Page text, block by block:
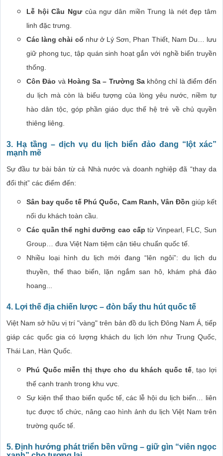
Lễ hội Cầu Ngưcủa ngư dân miền Trung là nét đẹp tâm
linh đặc trưng.
Các làng chài cổ như ở Lý Sơn, Phan Thiết, Nam Du… lưu
giữ phong tục, tập quán sinh hoạt gắn với nghề biển truyền
thống.
Côn Đảo và Hoàng Sa – Trường Sakhông chỉ là điểm đến
du lịch mà còn là biểu tượng của lòng yêu nước, niềm tự
hào dân tộc, góp phần giáo dục thế hệ trẻ về chủ quyền
thiêng liêng.
3. Hạ tầng – dịch vụ du lịch biển đảo đang “lột xác”
mạnh mẽ
Sự đầu tư bài bản từ cả Nhà nước và doanh nghiệp đã “thay da
đổi thịt” các điểm đến:
Sân bay quốc tế Phú Quốc, Cam Ranh, Vân Đồn giúp kết
nối du khách toàn cầu.
Các quần thể nghỉ dưỡng cao cấp từ Vinpearl, FLC, Sun
Group… đưa Việt Nam tiệm cận tiêu chuẩn quốc tế.
Nhiều loại hình du lịch mới đang “lên ngôi”: du lịch du
thuyền, thể thao biển, lặn ngắm san hô, khám phá đảo
hoang...
4. Lợi thế địa chiến lược – đòn bẩy thu hút quốc tế
Việt Nam sở hữu vị trí "vàng" trên bản đồ du lịch Đông Nam Á, tiếp
giáp các quốc gia có lượng khách du lịch lớn như Trung Quốc,
Thái Lan, Hàn Quốc.
Phú Quốc miễn thị thực cho du khách quốc tế, tạo lợi
thế cạnh tranh trong khu vực.
Sự kiện thể thao biển quốc tế, các lễ hội du lịch biển… liên
tục được tổ chức, nâng cao hình ảnh du lịch Việt Nam trên
trường quốc tế.
5. Định hướng phát triển bền vững – giữ gìn “viên ngọc